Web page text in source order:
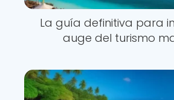
La guía definitiva para
auge del turismo